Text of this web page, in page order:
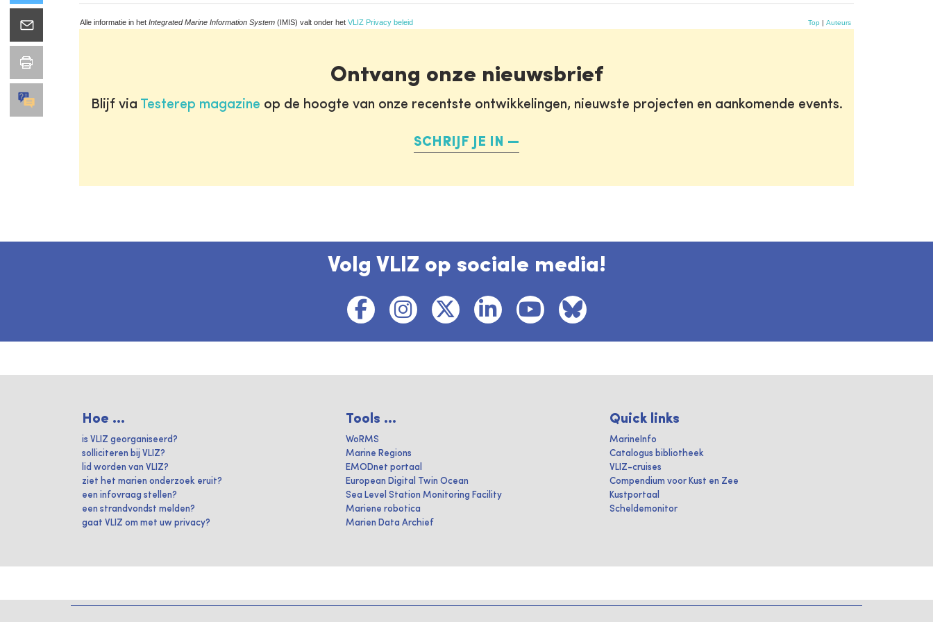
Alle informatie in het Integrated Marine Information System (IMIS) valt onder het VLIZ Privacy beleid Top | Auteurs
Ontvang onze nieuwsbrief
Blijf via Testerep magazine op de hoogte van onze recentste ontwikkelingen, nieuwste projecten en aankomende events.
SCHRIJF JE IN
Volg VLIZ op sociale media!
Hoe ...
is VLIZ georganiseerd?
solliciteren bij VLIZ?
lid worden van VLIZ?
ziet het marien onderzoek eruit?
een infovraag stellen?
een strandvondst melden?
gaat VLIZ om met uw privacy?
Tools ...
WoRMS
Marine Regions
EMODnet portaal
European Digital Twin Ocean
Sea Level Station Monitoring Facility
Mariene robotica
Marien Data Archief
Quick links
MarineInfo
Catalogus bibliotheek
VLIZ-cruises
Compendium voor Kust en Zee
Kustportaal
Scheldemonitor